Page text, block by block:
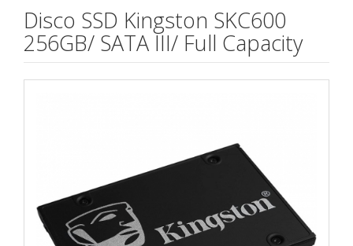
Disco SSD Kingston SKC600
256GB/ SATA III/ Full Capacity